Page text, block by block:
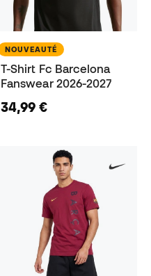
NOUVEAUTÉ
T-Shirt Fc Barcelona
Fanswear 2026-2027
34,99 €